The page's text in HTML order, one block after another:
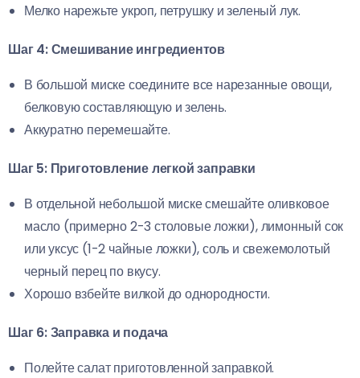
Мелко нарежьте укроп, петрушку и зеленый лук.
Шаг 4: Смешивание ингредиентов
В большой миске соедините все нарезанные овощи,
белковую составляющую и зелень.
Аккуратно перемешайте.
Шаг 5: Приготовление легкой заправки
В отдельной небольшой миске смешайте оливковое
масло (примерно 2-3 столовые ложки), лимонный сок
или уксус (1-2 чайные ложки), соль и свежемолотый
черный перец по вкусу.
Хорошо взбейте вилкой до однородности.
Шаг 6: Заправка и подача
Полейте салат приготовленной заправкой.